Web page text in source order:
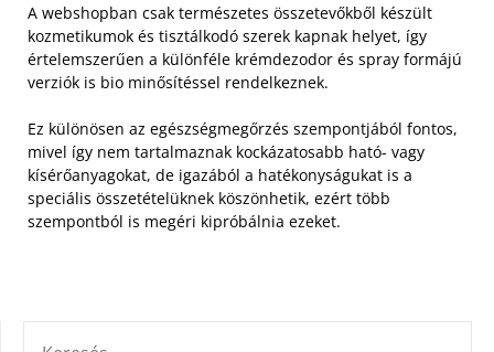
A webshopban csak természetes összetevőkből készült
kozmetikumok és tisztálkodó szerek kapnak helyet, így
értelemszerűen a különféle krémdezodor és spray formájú
verziók is bio minősítéssel rendelkeznek.
Ez különösen az egészségmegőrzés szempontjából fontos,
mivel így nem tartalmaznak kockázatosabb ható- vagy
kísérőanyagokat, de igazából a hatékonyságukat is a
speciális összetételüknek köszönhetik, ezért több
szempontból is megéri kipróbálnia ezeket.